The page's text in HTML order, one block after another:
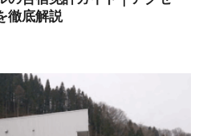
徹底解説